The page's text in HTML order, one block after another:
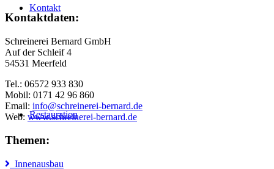
Kontakt
Restauration
Kontaktdaten:
Schreinerei Bernard GmbH
Auf der Schleif 4
54531 Meerfeld
Tel.: 06572 933 830
Mobil: 0171 42 96 860
Email: info@schreinerei-bernard.de
Web: www.schreinerei-bernard.de
Themen:
Innenausbau